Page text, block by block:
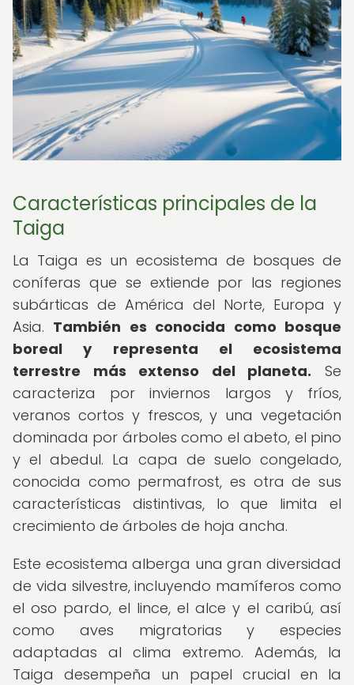
Características principales de la
Taiga
La Taiga es un ecosistema de bosques de
coníferas que se extiende por las regiones
subárticas de América del Norte, Europa y
Asia. También es conocida como bosque
boreal y representa el ecosistema
terrestre más extenso del planeta. Se
caracteriza por inviernos largos y fríos,
veranos cortos y frescos, y una vegetación
dominada por árboles como el abeto, el pino
y el abedul. La capa de suelo congelado,
conocida como permafrost, es otra de sus
características distintivas, lo que limita el
crecimiento de árboles de hoja ancha.
Este ecosistema alberga una gran diversidad
de vida silvestre, incluyendo mamíferos como
el oso pardo, el lince, el alce y el caribú, así
como aves migratorias y especies
adaptadas al clima extremo. Además, la
Taiga desempeña un papel crucial en la